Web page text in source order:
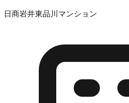
日商岩井東品川マンション